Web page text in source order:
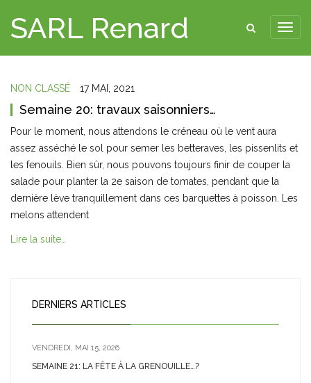
SARL Renard
NON CLASSÉ 17 MAI, 2021
Semaine 20: travaux saisonniers…
Pour le moment, nous attendons le créneau où le vent aura
assez asséché le sol pour semer les betteraves, les pissenlits et
les fenouils. Bien sûr, nous pouvons toujours finir de couper la
salade pour planter la 2e saison de tomates, pendant que la
dernière lève tranquillement dans ces barquettes à poisson. Les
melons attendent
Lire la suite…
DERNIERS ARTICLES
VENDREDI, MAI 15, 2026
SEMAINE 21: LA FÊTE À LA GRENOUILLE…?